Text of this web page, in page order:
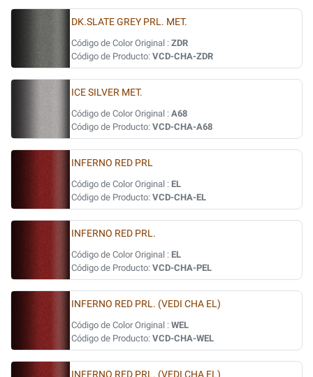
DK.SLATE GREY PRL. MET.
Código de Color Original : ZDR
Código de Producto: VCD-CHA-ZDR
ICE SILVER MET.
Código de Color Original : A68
Código de Producto: VCD-CHA-A68
INFERNO RED PRL
Código de Color Original : EL
Código de Producto: VCD-CHA-EL
INFERNO RED PRL.
Código de Color Original : EL
Código de Producto: VCD-CHA-PEL
INFERNO RED PRL. (VEDI CHA EL)
Código de Color Original : WEL
Código de Producto: VCD-CHA-WEL
INFERNO RED PRL. (VEDI CHA EL)